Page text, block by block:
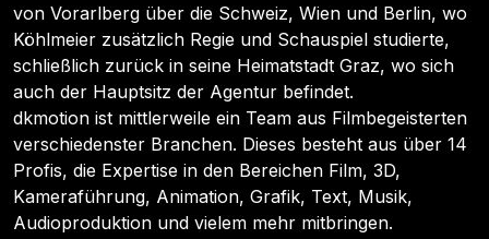
von Vorarlberg über die Schweiz, Wien und Berlin, wo
Köhlmeier zusätzlich Regie und Schauspiel studierte,
schließlich zurück in seine Heimatstadt Graz, wo sich
auch der Hauptsitz der Agentur befindet.
dkmotion ist mittlerweile ein Team aus Filmbegeisterten
verschiedenster Branchen. Dieses besteht aus über 14
Profis, die Expertise in den Bereichen Film, 3D,
Kameraführung, Animation, Grafik, Text, Musik,
Audioproduktion und vielem mehr mitbringen.